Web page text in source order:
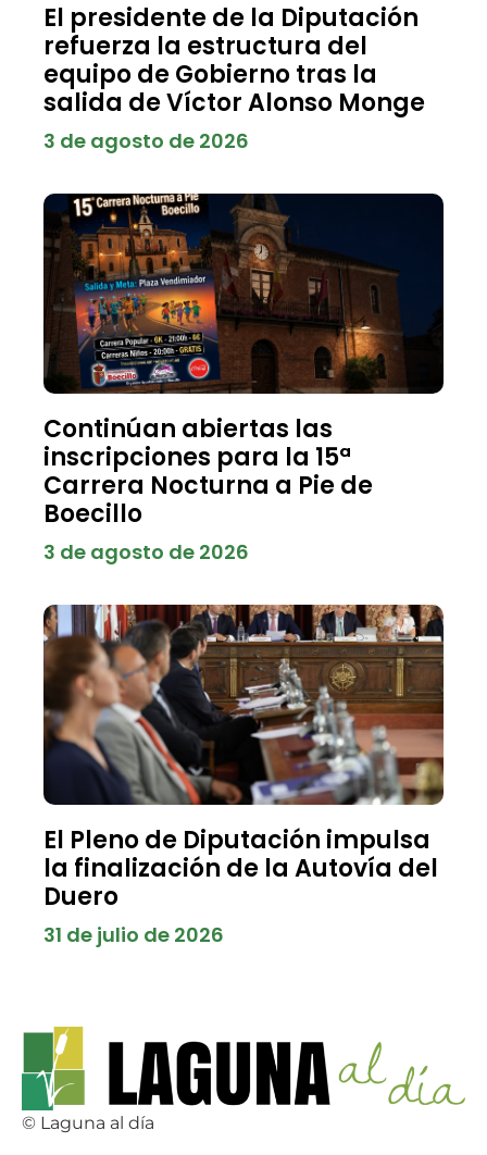
El presidente de la Diputación
refuerza la estructura del
equipo de Gobierno tras la
salida de Víctor Alonso Monge
3 de agosto de 2026
Continúan abiertas las
inscripciones para la 15ª
Carrera Nocturna a Pie de
Boecillo
3 de agosto de 2026
El Pleno de Diputación impulsa
la finalización de la Autovía del
Duero
31 de julio de 2026
© Laguna al día